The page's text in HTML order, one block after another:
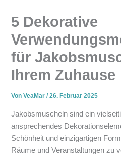
5 Dekorative
für
Ihrem Zuhause
VonVeaMar/26. Februar 2025
Jakobsmuscheln sind ein
ansprechendes
Schönheit und einzigartigen
Räume und Veranstaltungen zu